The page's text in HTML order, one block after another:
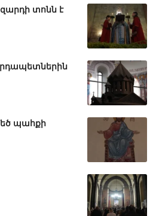
տոնն է
պահքի